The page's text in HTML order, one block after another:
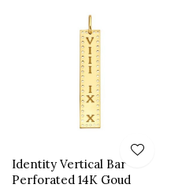
Identity Vertical Bar
Perforated 14K Goud